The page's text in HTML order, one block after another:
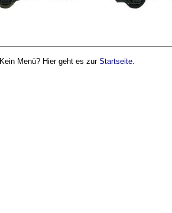
Kein Menü? Hier geht es zur Startseite.